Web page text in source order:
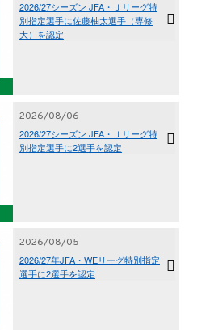
2026/27シーズン JFA・Ｊリーグ特
別指定選手に佐藤柚太選手（専修
大）を認定
2026/08/06
2026/27シーズン JFA・Ｊリーグ特
別指定選手に2選手を認定
2026/08/05
2026/27年JFA・WEリーグ特別指定
選手に2選手を認定